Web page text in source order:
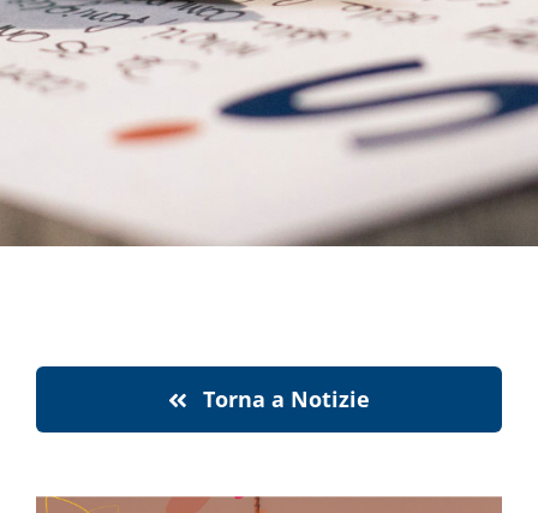
notizie
stranaragione
Cerca
Torna a Notizie